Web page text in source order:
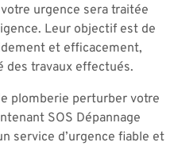
urgence sera traitée
Leur objectif est de
et efficacement,
des travaux effectués.
plomberie perturber votre
SOS Dépannage
service d’urgence fiable et